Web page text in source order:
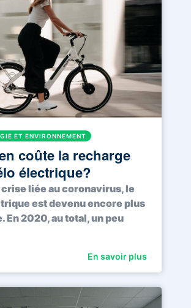
ET ENVIRONNEMENT
coûte la recharge
électrique?
crise liée au coronavirus, le
est devenu encore plus
En 2020, au total, un peu
En savoir plus